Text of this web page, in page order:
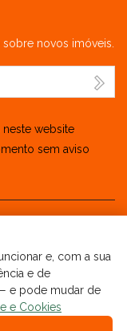
novos imóveis.
neste website
sem aviso
e Cookies
e, com a sua
e de
e pode mudar de
e Cookies